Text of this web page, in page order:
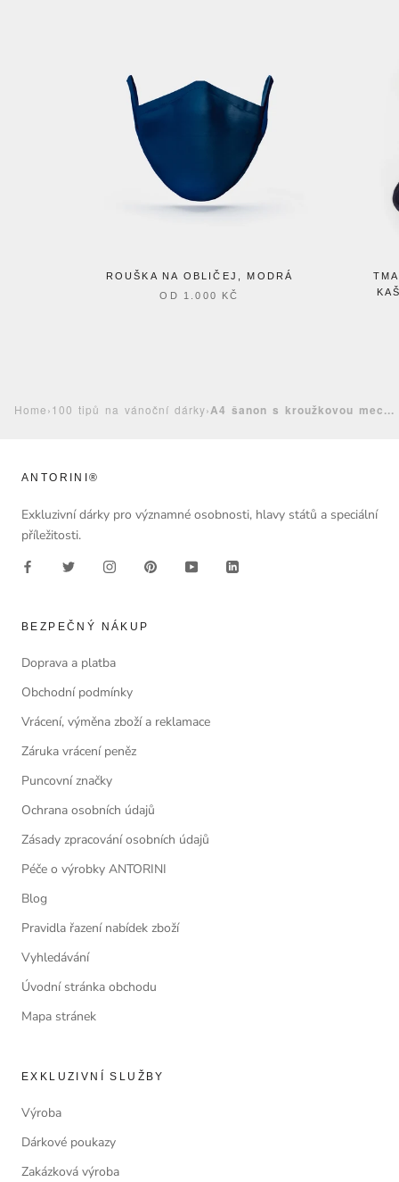
ROUŠKA NA OBLIČEJ, MODRÁ
OD 1.000 KČ
Home›100 tipů na vánoční dárky›A4 šanon s kroužkovou mec...
ANTORINI®
Exkluzivní dárky pro významné osobnosti, hlavy států a speciální
příležitosti.
BEZPEČNÝ NÁKUP
Doprava a platba
Obchodní podmínky
Vrácení, výměna zboží a reklamace
Záruka vrácení peněz
Puncovní značky
Ochrana osobních údajů
Zásady zpracování osobních údajů
Péče o výrobky ANTORINI
Blog
Pravidla řazení nabídek zboží
Vyhledávání
Úvodní stránka obchodu
Mapa stránek
EXKLUZIVNÍ SLUŽBY
Výroba
Dárkové poukazy
Zakázková výroba